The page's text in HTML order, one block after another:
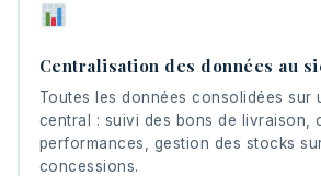
Centralisation des données au
Toutes les données consolidées sur
central : suivi des bons de livraison,
performances, gestion des stocks
concessions.